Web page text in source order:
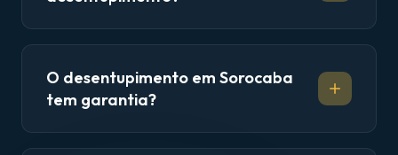
O desentupimento em Sorocaba
tem garantia?